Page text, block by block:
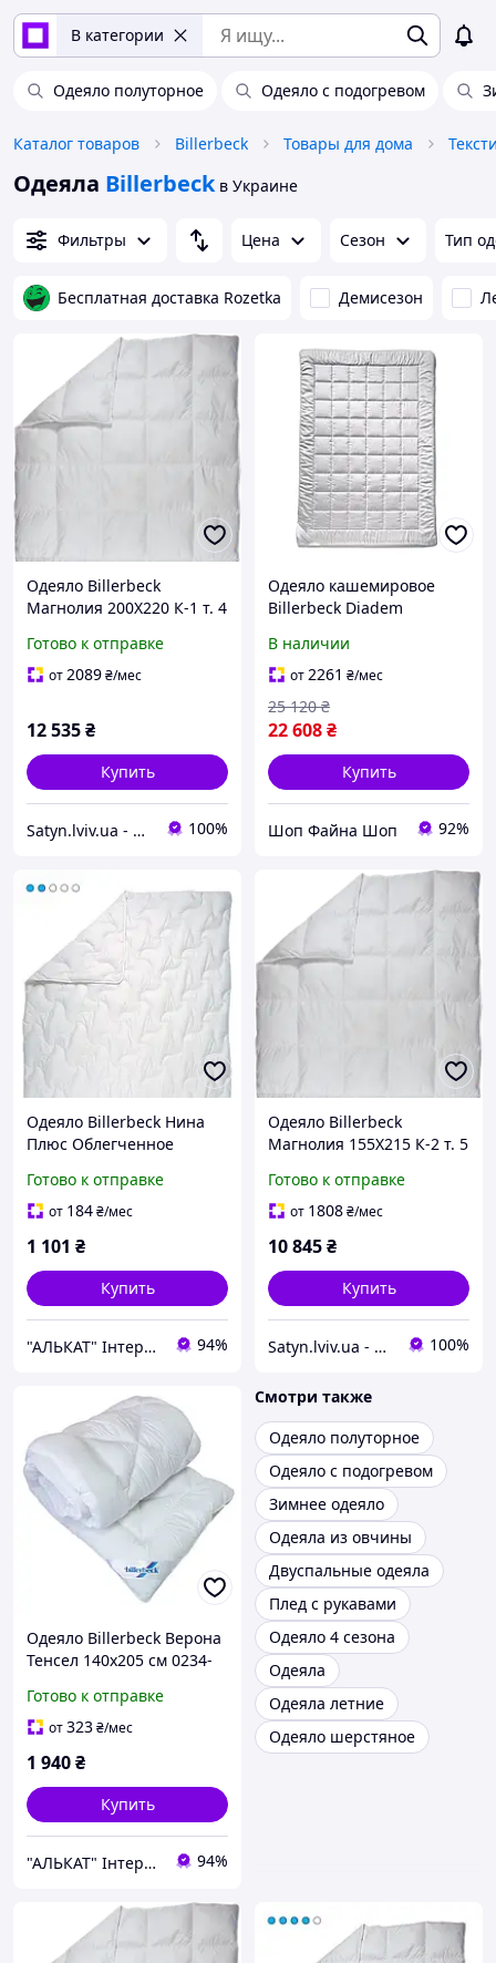
В категории
Одеяло полуторное Одеяло с подогревом
Каталог товаров Billerbeck Товары для дома
Одеяла Billerbeck в Украине
Фильтры Цена Сезон Тип
Бесплатная доставка Rozetka Демисезон
Одеяло Billerbeck
Магнолия 200Х220 К-1 т. 4
Готово к отправке
от2089₴/мес
12 535₴
Купить
Satyn.lviv.ua - Магазин Сатин 100%
Одеяло кашемировое
Billerbeck Diadem
200x220 см
В наличии
от2261 ₴/мес
22 608₴
25 120 ₴
Купить
Шоп Файна Шоп 92%
Одеяло Billerbeck Нина
Плюс Облегченное
Готово к отправке
от 184₴/мес
1 101 ₴
Купить
"АЛЬКАТ" Інтернет магазин 94%
Одеяло Billerbeck
Магнолия 155Х215 К-2 т. 5
Готово к отправке
от 1808₴/мес
10 845₴
Купить
Satyn.lviv.ua - Магазин Сатин 100%
Одеяло Billerbeck Верона
Тенсел 140х205 см 0234-
Готово к отправке
от323₴/мес
1 940₴
Купить
"АЛЬКАТ" Інтернет магазин 94%
Смотри также
Одеяло полуторное
Одеяло с подогревом
Зимнее одеяло
Одеяла из овчины
Двуспальные одеяла
Плед с рукавами
Одеяло 4 сезона
Одеяла
Одеяла летние
Одеяло шерстяное